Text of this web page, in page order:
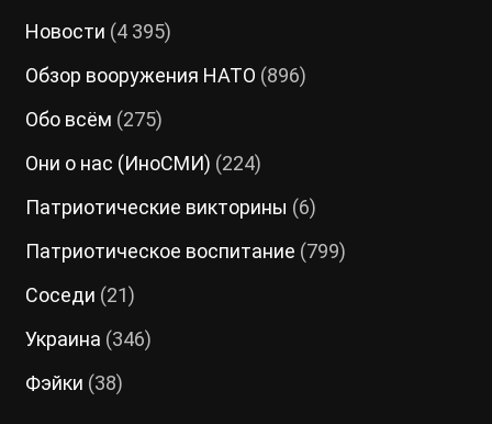
Новости (4 395)
Обзор вооружения НАТО (896)
Обо всём (275)
Они о нас (ИноСМИ) (224)
Патриотические викторины (6)
Патриотическое воспитание (799)
Соседи (21)
Украина (346)
Фэйки (38)